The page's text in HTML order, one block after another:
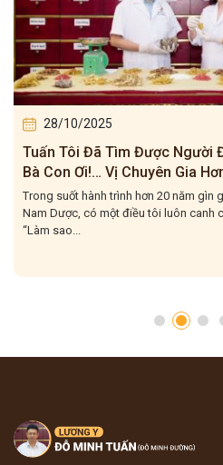
28/10/2025
Tuấn Tôi Đã Tìm Được Người
Bà Con Ơi!… Vị Chuyên Gia
Nghiệm
Trong suốt hành trình hơn 20 năm gìn
Nam Dược, có một điều tôi luôn canh
“Làm sao...